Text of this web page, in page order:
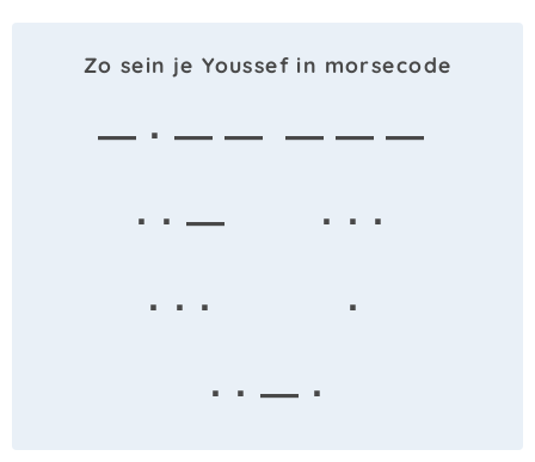
Zo sein je Youssef in morsecode
— · — — — — —
· · —
· · ·
· · ·
·
· · — ·